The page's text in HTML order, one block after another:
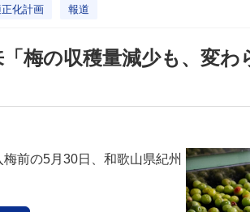
化計画 報道
梅の収穫量減少も、変
前の5月30日、和歌山県紀州